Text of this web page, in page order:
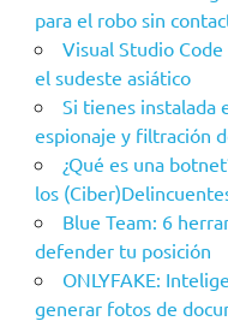
para el robo sin
Visual Studio
el sudeste asiático
Si tienes instalada
espionaje y filtración
¿Qué es una
los
Blue Team: 6
defender tu posición
ONLYFAKE:
generar fotos de